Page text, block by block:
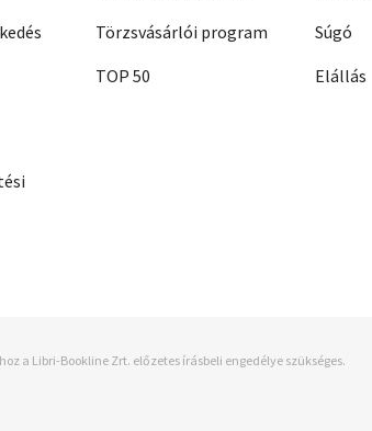
Törzsvásárlói program
TOP 50
Súgó
Elállás
a Libri-Bookline Zrt. előzetes írásbeli engedélye szükséges.